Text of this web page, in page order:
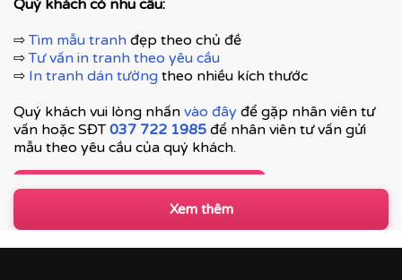
Quý khách có nhu cầu:
⇨Tìm mẫu tranh đẹp theo chủ đề
⇨Tư vấn in tranh theo yêu cầu
⇨ In tranh dán tường theo nhiều kích thước
Quý khách vui lòng nhấn vào đây để gặp nhân viên tư
vấn hoặc SĐT 037 722 1985 để nhân viên tư vấn gửi
mẫu theo yêu cầu của quý khách.
Tư vấn thi công & chọn mẫu
Xem thêm